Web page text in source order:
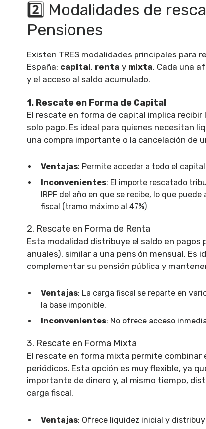
2️⃣ Modalidades de
Pensiones
Existen TRES modalidades principales para
España: capital, renta y mixta. Cada una
y el acceso al saldo acumulado.
1. Rescate en Forma de Capital
El rescate en forma de capital implica
solo pago. Es ideal para quienes necesitan
una compra importante o la cancelación de
Ventajas: Permite acceder a todo el
Inconvenientes: El importe rescatado
IRPF del año en que se recibe, lo que
fiscal (tramo máximo al 47%)
2. Rescate en Forma de Renta
Esta modalidad distribuye el saldo en
anuales), similar a una pensión mensual. Es
complementar su pensión pública y
Ventajas: La carga fiscal se reparte en
la base imponible.
Inconvenientes: No ofrece acceso
3. Rescate en Forma Mixta
El rescate en forma mixta permite combinar
periódicos. Esta opción es muy flexible, ya
importante de dinero y, al mismo tiempo,
carga fiscal.
Ventajas: Ofrece liquidez inicial y